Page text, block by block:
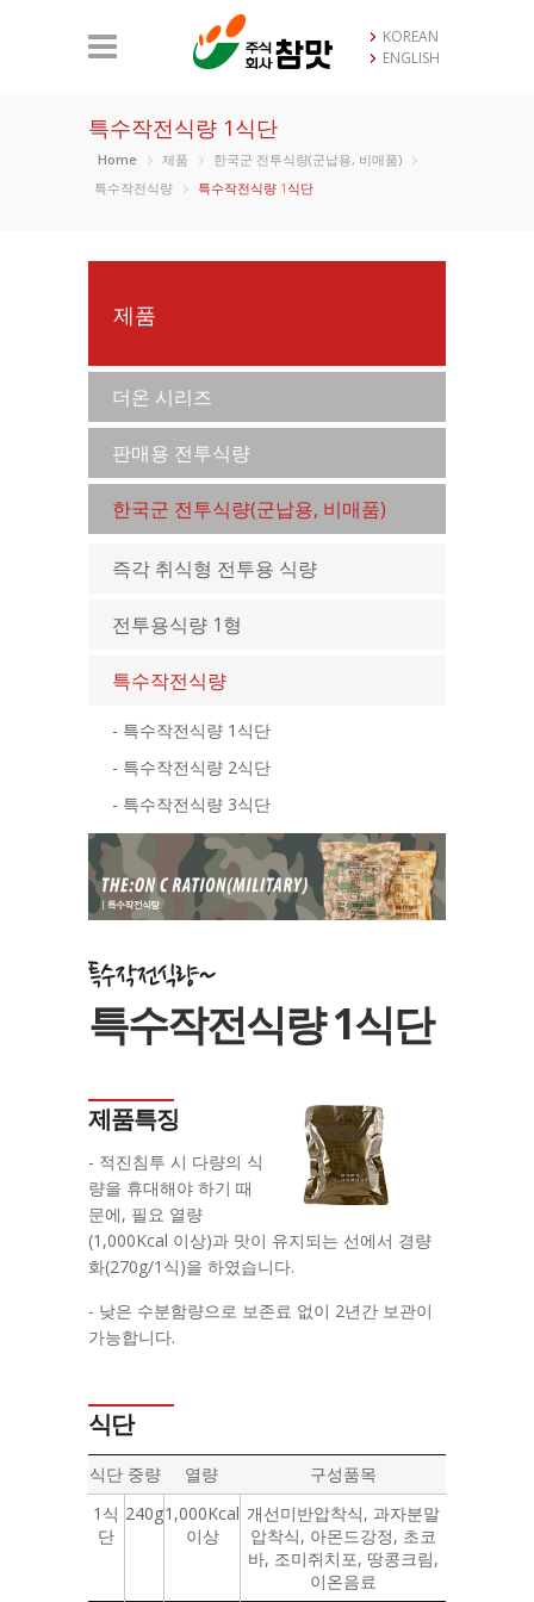
KOREAN
ENGLISH
특수작전식량 1식단
Home 제품
한국군 전투식량(군납용, 비매품)
특수작전식량
특수작전식량 1식단
제품
더온 시리즈
판매용 전투식량
한국군 전투식량(군납용, 비매품)
즉각 취식형 전투용 식량
전투용식량 1형
특수작전식량
- 특수작전식량 1식단
- 특수작전식량 2식단
- 특수작전식량 3식단
특수작전식량 1식단
제품특징
- 적진침투 시 다량의 식
량을 휴대해야 하기 때
문에, 필요 열량
(1,000Kcal 이상)과 맛이 유지되는 선에서 경량
화(270g/1식)을 하였습니다.
- 낮은 수분함량으로 보존료 없이 2년간 보관이
가능합니다.
식단
식단 중량 열량
구성품목
1식
단
240g1,000Kcal
이상
개선미반압착식, 과자분말
압착식, 아몬드강정, 초코
바, 조미쥐치포, 땅콩크림,
이온음료